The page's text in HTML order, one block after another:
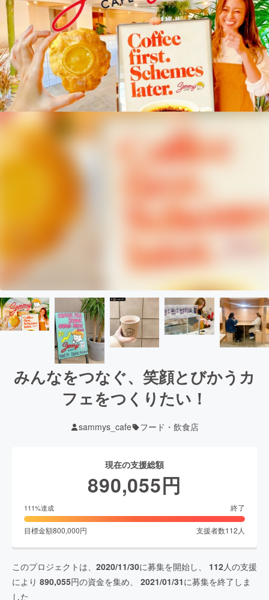
みんなをつなぐ、笑顔とびかうカ
フェをつくりたい！
sammys_cafe フード・飲食店
現在の支援総額
890,055円
111%達成 終了
目標金額800,000円 支援者数112 人
このプロジェクトは、 2020/11/30に募集を開始し、 112人の支援
により 890,055円の資金を集め、 2021/01/31に募集を終了しま
した